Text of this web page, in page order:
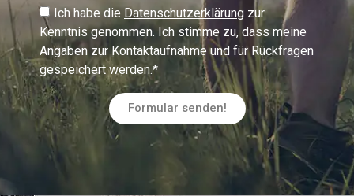
Ich habe die Datenschutzerklärung zur
Kenntnis genommen. Ich stimme zu, dass meine
Angaben zur Kontaktaufnahme und für Rückfragen
gespeichert werden.*
Formular senden!